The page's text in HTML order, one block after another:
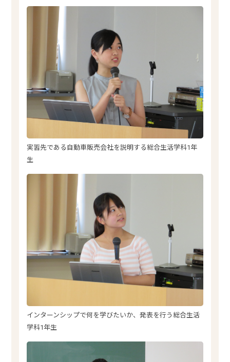
実習先である自動車販売会社を説明する総合生活学科1年
生
インターンシップで何を学びたいか、発表を行う総合生活
学科1年生